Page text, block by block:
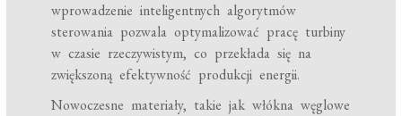
wprowadzenie inteligentnych algorytmów
sterowania pozwala optymalizować pracę turbiny
w czasie rzeczywistym, co przekłada się na
zwiększoną efektywność produkcji energii.
Nowoczesne materiały, takie jak włókna węglowe